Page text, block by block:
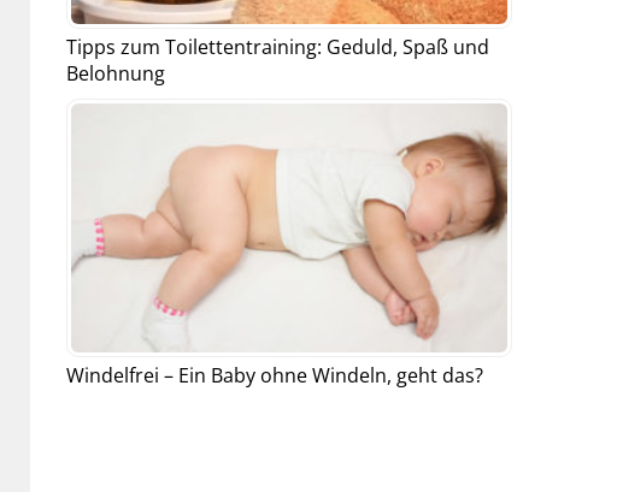
Tipps zum Toilettentraining: Geduld, Spaß und
Belohnung
Windelfrei – Ein Baby ohne Windeln, geht das?